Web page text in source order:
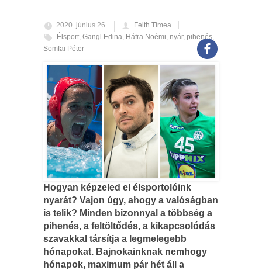
2020. június 26.
Feith Tímea
Élsport, Gangl Edina, Háfra Noémi, nyár, pihenés,
Somfai Péter
Hogyan képzeled el élsportolóink
nyarát? Vajon úgy, ahogy a valóságban
is telik? Minden bizonnyal a többség a
pihenés, a feltöltődés, a kikapcsolódás
szavakkal társítja a legmelegebb
hónapokat. Bajnokainknak nemhogy
hónapok, maximum pár hét áll a